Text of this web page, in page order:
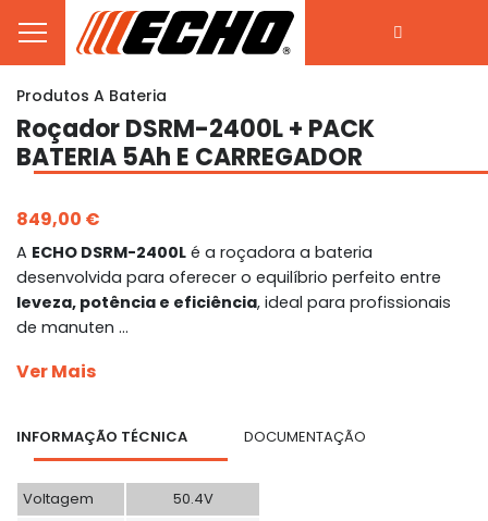
Produtos A Bateria
Roçador DSRM-2400L + PACK
BATERIA 5Ah E CARREGADOR
849,00 €
A ECHO DSRM-2400L é a roçadora a bateria
desenvolvida para oferecer o equilíbrio perfeito entre
leveza, potência e eficiência, ideal para profissionais
de manuten ...
Ver Mais
INFORMAÇÃO TÉCNICA DOCUMENTAÇÃO
Voltagem
50.4V